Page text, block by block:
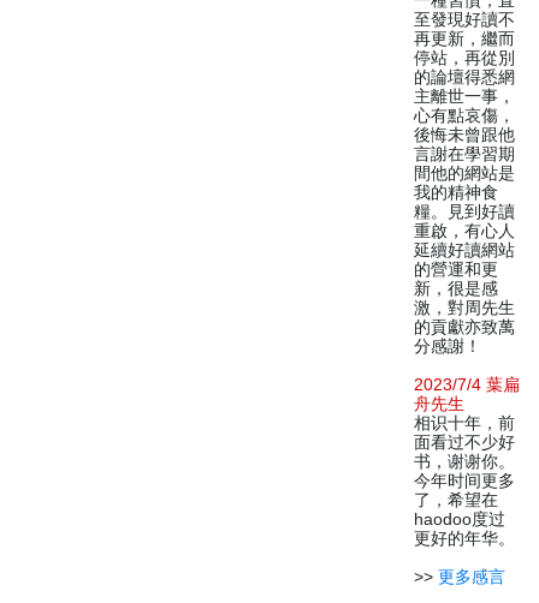
至發現好讀不
再更新，繼而
停站，再從別
的論壇得悉網
主離世一事，
心有點哀傷，
後悔未曾跟他
言謝在學習期
間他的網站是
我的精神食
糧。見到好讀
重啟，有心人
延續好讀網站
的營運和更
新，很是感
激，對周先生
的貢獻亦致萬
分感謝！
2023/7/4 葉扁
舟先生
相识十年，前
面看过不少好
书，谢谢你。
今年时间更多
了，希望在
haodoo度过
更好的年华。
>> 更多感言